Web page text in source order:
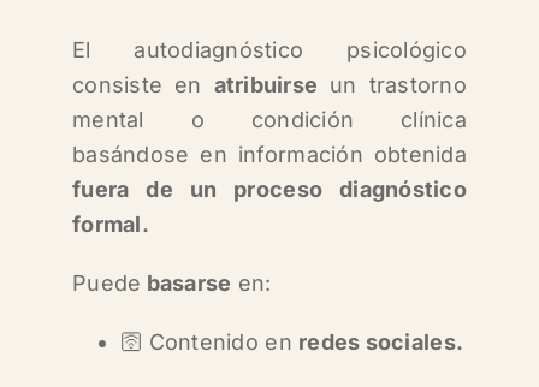
El autodiagnóstico psicológico
consiste en atribuirse un trastorno
mental o condición clínica
basándose en información obtenida
fuera de un proceso diagnóstico
formal.
Puede basarse en:
🛜 Contenido en redes sociales.